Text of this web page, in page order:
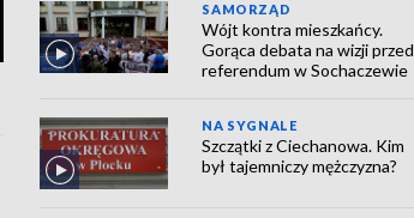
SAMORZĄD
Wójt kontra mieszkańcy.
Gorąca debata na wizji przed
referendum w Sochaczewie
NA SYGNALE
Szczątki z Ciechanowa. Kim
był tajemniczy mężczyzna?